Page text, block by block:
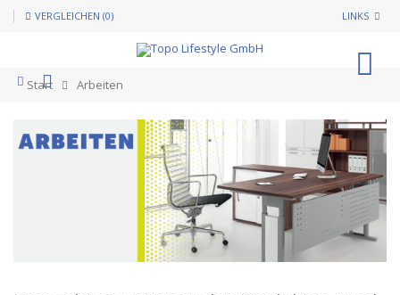
VERGLEICHEN (0) LINKS
Start Arbeiten